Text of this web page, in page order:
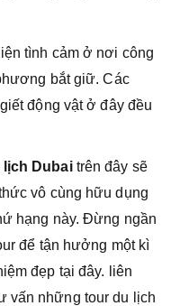
tình cảm ở nơi công
bắt giữ. Các
động vật ở đây đều
Dubaitrên đây sẽ
vô cùng hữu dụng
hạng này. Đừng ngần
để tận hưởng một kì
đẹp tại đây. liên
vấn những tour du lịch